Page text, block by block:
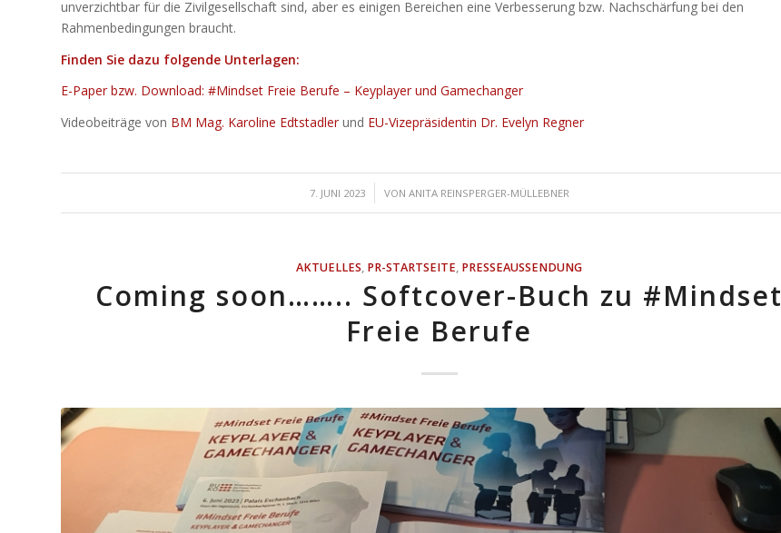
unverzichtbar für die Zivilgesellschaft sind, aber es einigen Bereichen eine Verbesserung bzw. Nachschärfung bei den
Rahmenbedingungen braucht.
Finden Sie dazu folgende Unterlagen:
E-Paper bzw. Download: #Mindset Freie Berufe – Keyplayer und Gamechanger
Videobeiträge von BM Mag. Karoline Edtstadler und EU-Vizepräsidentin Dr. Evelyn Regner
7. JUNI 2023
/ VON ANITA REINSPERGER-MÜLLEBNER
AKTUELLES, PR-STARTSEITE, PRESSEAUSSENDUNG
Coming soon…….. Softcover-Buch zu #Mindset
Freie Berufe